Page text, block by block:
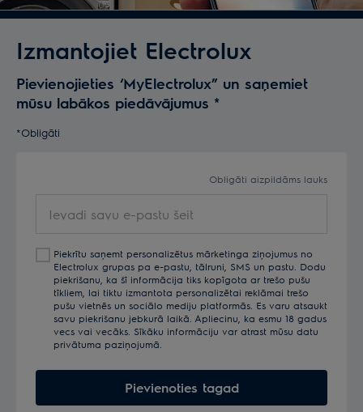
Izmantojiet Electrolux
Pievienojieties ‘MyElectrolux” un saņemiet
mūsu labākos piedāvājumus *
*Obligāti
Obligāti aizpildāms lauks
savu
pastu
šeit
Piekrītu saņemt personalizētus mārketinga ziņojumus no
Electrolux grupas pa e-pastu, tālruni, SMS un pastu. Dodu
piekrišanu, ka šī informācija tiks kopīgota ar trešo pušu
tīkliem, lai tiktu izmantota personalizētai reklāmai trešo
pušu vietnēs un sociālo mediju platformās. Es varu atsaukt
savu piekrišanu jebkurā laikā. Apliecinu, ka esmu 18 gadus
vecs vai vecāks. Sīkāku informāciju var atrast mūsu datu
privātuma paziņojumā.
Pievienoties tagad